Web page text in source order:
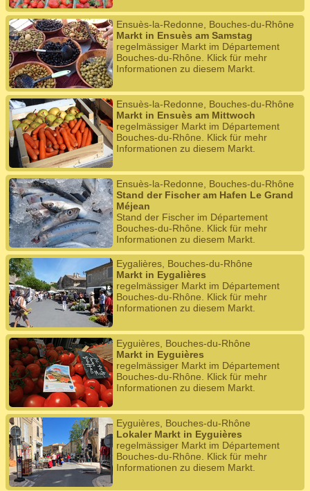
Ensuès-la-Redonne, Bouches-du-Rhône
Markt in Ensuès am Samstag
regelmässiger Markt im Département
Bouches-du-Rhône. Klick für mehr
Informationen zu diesem Markt.
Ensuès-la-Redonne, Bouches-du-Rhône
Markt in Ensuès am Mittwoch
regelmässiger Markt im Département
Bouches-du-Rhône. Klick für mehr
Informationen zu diesem Markt.
Ensuès-la-Redonne, Bouches-du-Rhône
Stand der Fischer am Hafen Le Grand
Méjean
Stand der Fischer im Département
Bouches-du-Rhône. Klick für mehr
Informationen zu diesem Markt.
Eygalières, Bouches-du-Rhône
Markt in Eygalières
regelmässiger Markt im Département
Bouches-du-Rhône. Klick für mehr
Informationen zu diesem Markt.
Eyguières, Bouches-du-Rhône
Markt in Eyguières
regelmässiger Markt im Département
Bouches-du-Rhône. Klick für mehr
Informationen zu diesem Markt.
Eyguières, Bouches-du-Rhône
Lokaler Markt in Eyguières
regelmässiger Markt im Département
Bouches-du-Rhône. Klick für mehr
Informationen zu diesem Markt.